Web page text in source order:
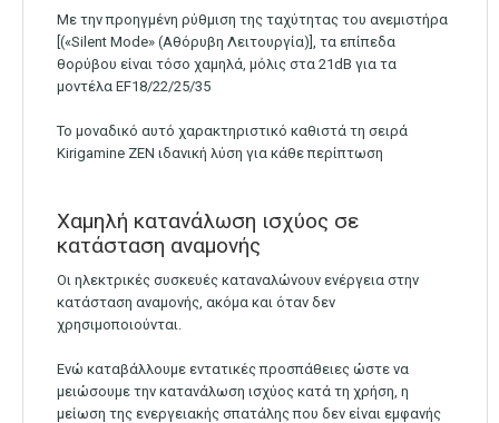
Με την προηγμένη ρύθμιση της ταχύτητας του ανεμιστήρα
[(«Silent Mode» (Αθόρυβη Λειτουργία)], τα επίπεδα
θορύβου είναι τόσο χαμηλά, μόλις στα 21dB για τα
μοντέλα EF18/22/25/35
Το μοναδικό αυτό χαρακτηριστικό καθιστά τη σειρά
Kirigamine ZEN ιδανική λύση για κάθε περίπτωση
Χαμηλή κατανάλωση ισχύος σε
κατάσταση αναμονής
Οι ηλεκτρικές συσκευές καταναλώνουν ενέργεια στην
κατάσταση αναμονής, ακόμα και όταν δεν
χρησιμοποιούνται.
Ενώ καταβάλλουμε εντατικές προσπάθειες ώστε να
μειώσουμε την κατανάλωση ισχύος κατά τη χρήση, η
μείωση της ενεργειακής σπατάλης που δεν είναι εμφανής